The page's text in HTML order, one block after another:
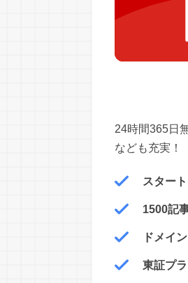
24時間365日
なども充実！
スター
1500記
ドメイ
東証プ